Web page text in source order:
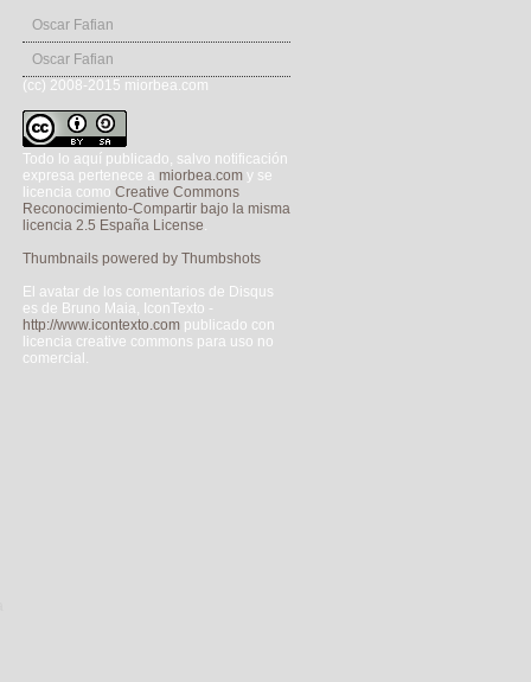
Oscar Fafian
Oscar Fafian
(cc) 2008-2015 miorbea.com
Todo lo aquí publicado, salvo notificación
expresa pertenece a miorbea.com y se
licencia como Creative Commons
Reconocimiento-Compartir bajo la misma
licencia 2.5 España License
Thumbnails powered by Thumbshots
El avatar de los comentarios de Disqus
es de Bruno Maia, IconTexto -
http://www.icontexto.com publicado con
licencia creative commons para uso no
comercial.